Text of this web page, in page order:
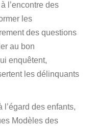
l’encontre des
les
des questions
au bon
enquêtent,
les délinquants
des enfants,
Modèles des